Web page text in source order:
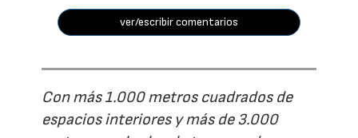
ver/escribir comentarios
Con más 1.000 metros cuadrados de
espacios interiores y más de 3.000